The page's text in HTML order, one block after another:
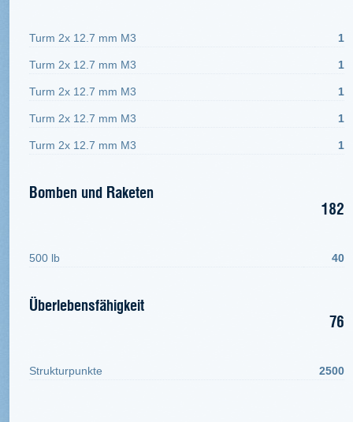
Turm 2x 12.7 mm M3 1
Turm 2x 12.7 mm M3 1
Turm 2x 12.7 mm M3 1
Turm 2x 12.7 mm M3 1
Turm 2x 12.7 mm M3 1
Bomben und Raketen
182
500 lb 40
Überlebensfähigkeit
76
Strukturpunkte 2500